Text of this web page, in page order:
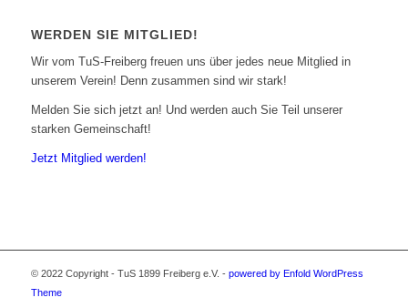
WERDEN SIE MITGLIED!
Wir vom TuS-Freiberg freuen uns über jedes neue Mitglied in
unserem Verein! Denn zusammen sind wir stark!
Melden Sie sich jetzt an! Und werden auch Sie Teil unserer
starken Gemeinschaft!
Jetzt Mitglied werden!
© 2022 Copyright - TuS 1899 Freiberg e.V. - powered by Enfold WordPress
Theme